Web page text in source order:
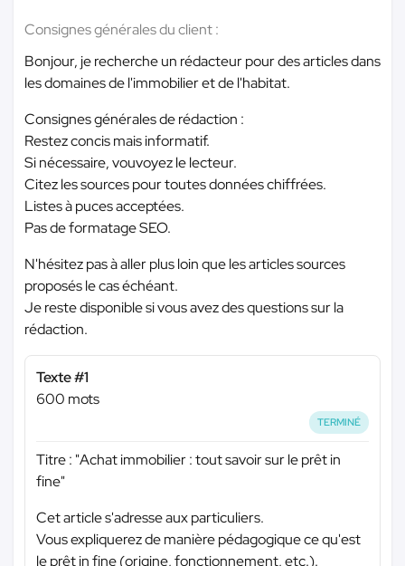
Consignes générales du client :
Bonjour, je recherche un rédacteur pour des articles dans
les domaines de l'immobilier et de l'habitat.
Consignes générales de rédaction :
Restez concis mais informatif.
Si nécessaire, vouvoyez le lecteur.
Citez les sources pour toutes données chiffrées.
Listes à puces acceptées.
Pas de formatage SEO.
N'hésitez pas à aller plus loin que les articles sources
proposés le cas échéant.
Je reste disponible si vous avez des questions sur la
rédaction.
Texte #1
600 mots
TERMINÉ
Titre : "Achat immobilier : tout savoir sur le prêt in
fine"
Cet article s'adresse aux particuliers.
Vous expliquerez de manière pédagogique ce qu'est
le prêt in fine (origine, fonctionnement, etc.).